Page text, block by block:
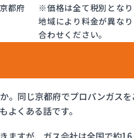
都府
※価格は全て税別とな
地域により料金が異な
合わせください。
。同じ京都府でプロパンガス
くある話です。